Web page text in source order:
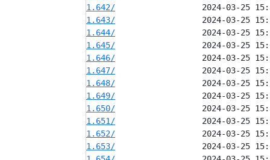
1.642/
1.643/
1.644/
1.645/
1.646/
1.647/
1.648/
1.649/
1.650/
1.651/
1.652/
1.653/